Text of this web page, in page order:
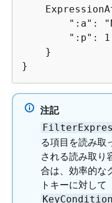
":a":
":p":
    }
}
注記
る項目を読み取
される読み取り
合は、効率的な
トキーに対して